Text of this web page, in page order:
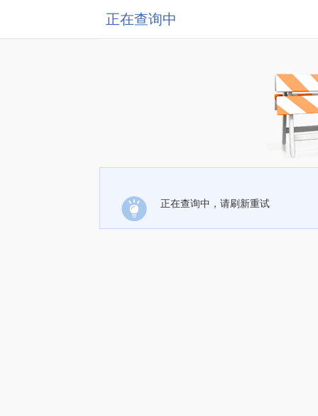
正在查询中
正在查询中，请刷新重试